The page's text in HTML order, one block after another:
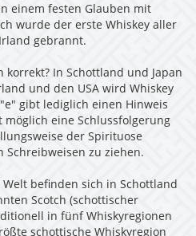
einem festen Glauben mit
wurde der erste Whiskey aller
gebrannt.
korrekt? In Schottland und Japan
und den USA wird Whiskey
gibt lediglich einen Hinweis
eine Schlussfolgerung
der Spirituose
zu ziehen.
befinden sich in Schottland
Scotch (schottischer
in fünf Whiskyregionen
schottische Whiskyregion